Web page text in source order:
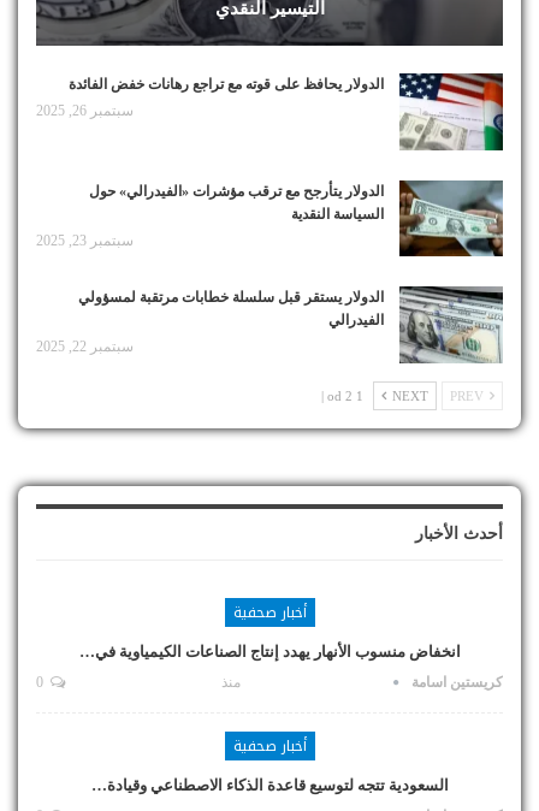
التيسير النقدي
الدولار يحافظ على قوته مع تراجع رهانات خفض الفائدة
سبتمبر 26, 2025
الدولار يتأرجح مع ترقب مؤشرات «الفيدرالي» حول
السياسة النقدية
سبتمبر 23, 2025
الدولار يستقر قبل سلسلة خطابات مرتقبة لمسؤولي
الفيدرالي
سبتمبر 22, 2025
NEXT
1 od 2 |
أحدث الأخبار
أخبار صحفية
انخفاض منسوب الأنهار يهدد إنتاج الصناعات الكيمياوية في…
كريستين اسامة منذ
أخبار صحفية
السعودية تتجه لتوسيع قاعدة الذكاء الاصطناعي وقيادة…